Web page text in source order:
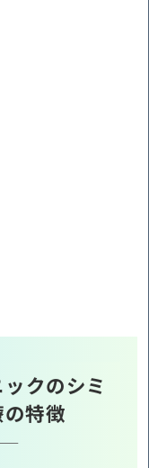
クのシミ
特徴